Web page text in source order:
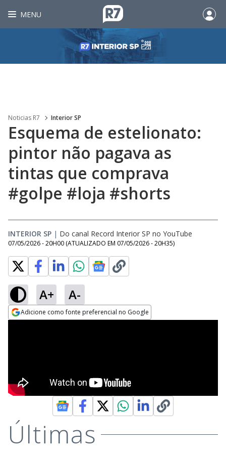
MENU
Noticias R7 Interior SP
Esquema de estelionato:
pintor não pagava as
tintas que comprava
#golpe #loja #shorts
INTERIOR SP | Do canal Record Interior SP no YouTube
07/05/2026 - 20H00 (ATUALIZADO EM 07/05/2026 - 20H35)
A+ A-
Adicione como fonte preferencial no Google
Últimas